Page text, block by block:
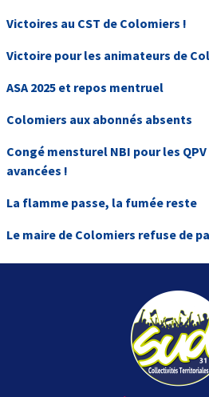
Victoires au CST de Colomiers !
Victoire pour les animateurs de
ASA 2025 et repos mentruel
Colomiers aux abonnés absents
Congé mensturel NBI pour les QPV
avancées !
La flamme passe, la fumée reste
Le maire de Colomiers refuse de